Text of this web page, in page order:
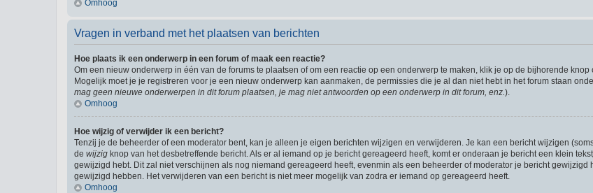
Omhoog
Vragen in verband met het plaatsen van berichten
Hoe plaats ik een onderwerp in een forum of maak een reactie?
Om een nieuw onderwerp in één van de forums te plaatsen of om een reactie op een onderwerp te maken, klik je op de bijhorende
Mogelijk moet je je registreren voor je een nieuw onderwerp kan aanmaken, de permissies die je al dan niet hebt in het forum staan
mag geen nieuwe onderwerpen in dit forum plaatsen, je mag niet antwoorden op een onderwerp in dit forum, enz. ).
Omhoog
Hoe wijzig of verwijder ik een bericht?
Tenzij je de beheerder of een moderator bent, kan je alleen je eigen berichten wijzigen en verwijderen. Je kan een bericht wijzigen
de wijzig knop van het desbetreffende bericht. Als er al iemand op je bericht gereageerd heeft, komt er onderaan je bericht een klein
gewijzigd hebt. Dit zal niet verschijnen als nog niemand gereageerd heeft, evenmin als een beheerder of moderator je bericht
gewijzigd hebben. Het verwijderen van een bericht is niet meer mogelijk van zodra er iemand op gereageerd heeft.
Omhoog